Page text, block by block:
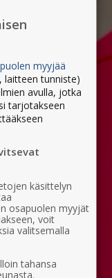
myyjää
laitteen tunniste)
avulla, jotka
tarjotakseen
käsittelyn
osapuolen myyjät
voit
valitsemalla
tahansa